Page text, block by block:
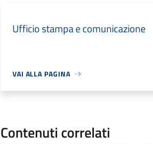
Ufficio stampa e comunicazione
VAI ALLA PAGINA
Contenuti correlati